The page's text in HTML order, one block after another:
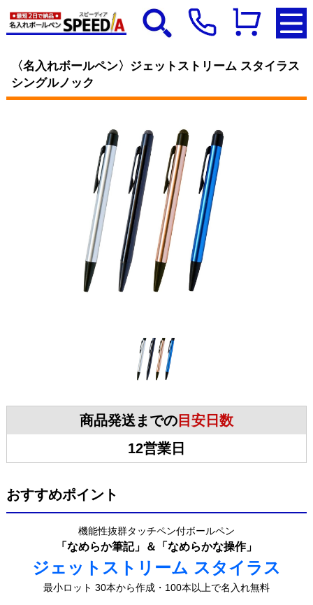
〈名入れボールペン〉ジェットストリーム スタイラス
シングルノック
商品発送までの 目安日数
12営業日
おすすめポイント
機能性抜群タッチペン付ボールペン
「なめらか筆記」＆「なめらかな操作」
ジェットストリーム スタイラス
最小ロット 30本から作成・100本以上で名入れ無料